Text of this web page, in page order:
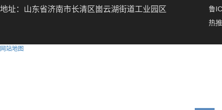
地址：山东省济南市长清区崮云湖街道工业园区
鲁
热
网站地图